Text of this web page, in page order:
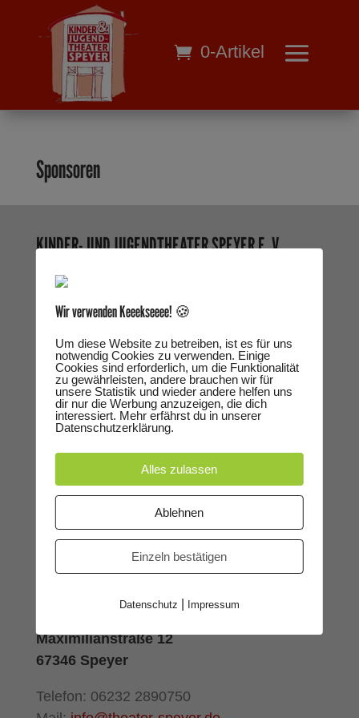
0-Artikel
Sponsoren
KINDER- UND JUGENDTHEATER SPEYER E. V.
Als freies Theater, ein fester Bestandteil der
Gast an vielen verschiedenen Spielorten im
ganzen Land.
ÖFFNUNGSZEITEN
Büro: Dienstag – Freitag von 9 – 12 Uhr
Termine nach Vereinbarung
KONTAKT
Kleine Pfaffengasse 8
Maximilianstraße 12
67346 Speyer
Telefon: 06232 2890750
Wir verwenden Keeekseeee! 🍪
Um diese Website zu betreiben, ist es für uns
notwendig Cookies zu verwenden. Einige
Cookies sind erforderlich, um die Funktionalität
zu gewährleisten, andere brauchen wir für
unsere Statistik und wieder andere helfen uns
dir nur die Werbung anzuzeigen, die dich
interessiert. Mehr erfährst du in unserer
Datenschutzerklärung.
Alles zulassen
Ablehnen
Einzeln bestätigen
Datenschutz Impressum